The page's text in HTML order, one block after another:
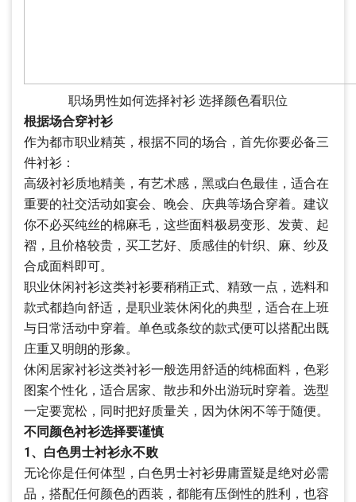
职场男性如何选择衬衫 选择颜色看职位
根据场合穿衬衫
作为都市职业精英，根据不同的场合，首先你要必备三
件衬衫：
高级衬衫质地精美，有艺术感，黑或白色最佳，适合在
重要的社交活动如宴会、晚会、庆典等场合穿着。建议
你不必买纯丝的棉麻毛，这些面料极易变形、发黄、起
褶，且价格较贵，买工艺好、质感佳的针织、麻、纱及
合成面料即可。
职业休闲衬衫这类衬衫要稍稍正式、精致一点，选料和
款式都趋向舒适，是职业装休闲化的典型，适合在上班
与日常活动中穿着。单色或条纹的款式便可以搭配出既
庄重又明朗的形象。
休闲居家衬衫这类衬衫一般选用舒适的纯棉面料，色彩
图案个性化，适合居家、散步和外出游玩时穿着。选型
一定要宽松，同时把好质量关，因为休闲不等于随便。
不同颜色衬衫选择要谨慎
1、白色男士衬衫永不败
无论你是任何体型，白色男士衬衫毋庸置疑是绝对必需
品，搭配任何颜色的西装，都能有压倒性的胜利，也容